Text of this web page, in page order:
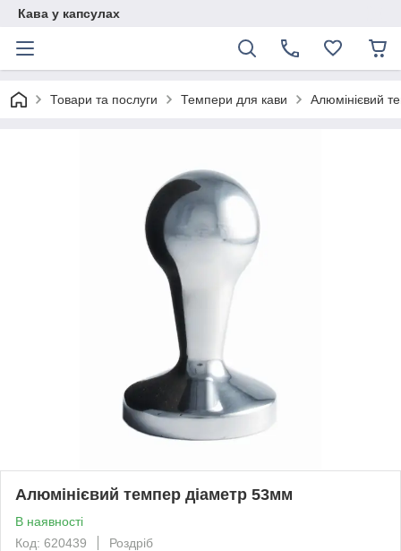
Кава у капсулах
Товари та послуги Темпери для кави Алюмінієвий
Алюмінієвий темпер діаметр 53мм
В наявності
Код: 620439
Роздріб